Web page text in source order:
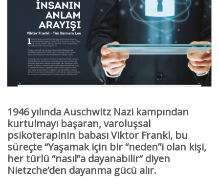
1946 yılında Auschwitz Nazi kampından
kurtulmayı başaran, varoluşsal
psikoterapinin babası Viktor Frankl, bu
süreçte “Yaşamak için bir “neden”i olan kişi,
her türlü “nasıl”a dayanabilir” diyen
Nietzche’den dayanma gücü alır.